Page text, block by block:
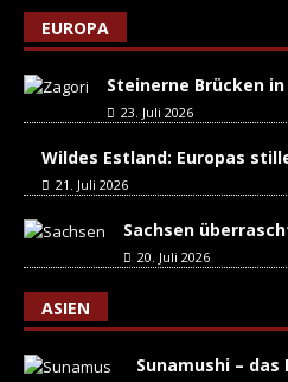
EUROPA
Steinerne Brücken
23. Juli 2026
Wildes Estland: Europas
21. Juli 2026
Sachsen
20. Juli 2026
ASIEN
Sunamushi –